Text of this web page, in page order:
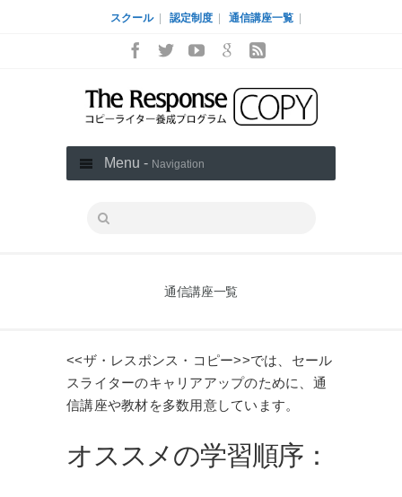
スクール 認定制度 通信講座一覧
Menu - Navigation
通信講座一覧
<<ザ・レスポンス・コピー>>では、セール
スライターのキャリアアップのために、通
信講座や教材を多数用意しています。
オススメの学習順序：